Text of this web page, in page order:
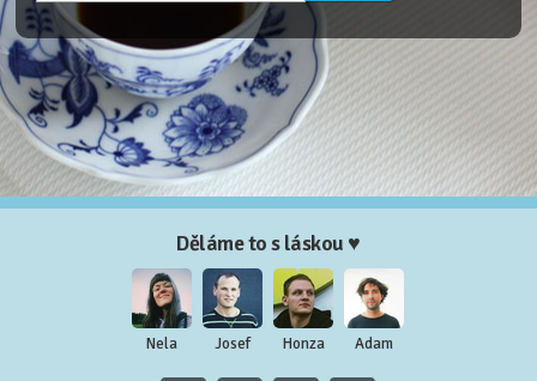
Děláme to s láskou ♥
Nela Josef Honza Adam